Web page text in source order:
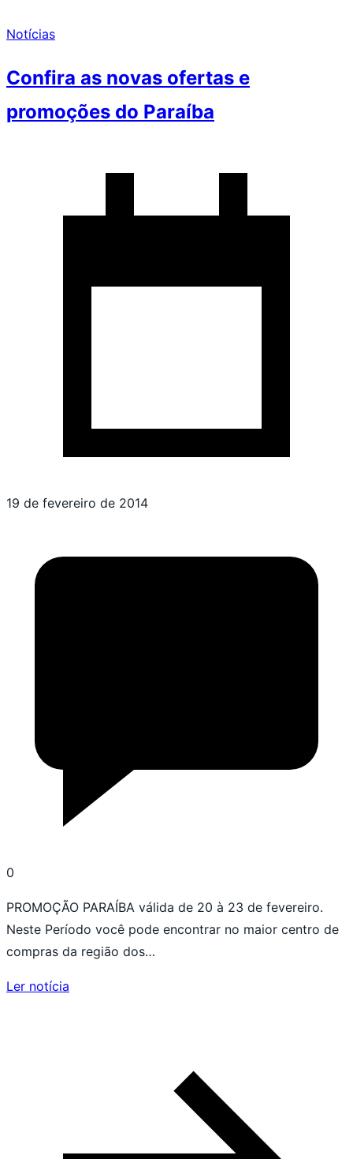
Notícias
Confira as novas ofertas e
promoções do Paraíba
19 de fevereiro de 2014
0
PROMOÇÃO PARAÍBA válida de 20 à 23 de fevereiro.
Neste Período você pode encontrar no maior centro de
compras da região dos…
Ler notícia